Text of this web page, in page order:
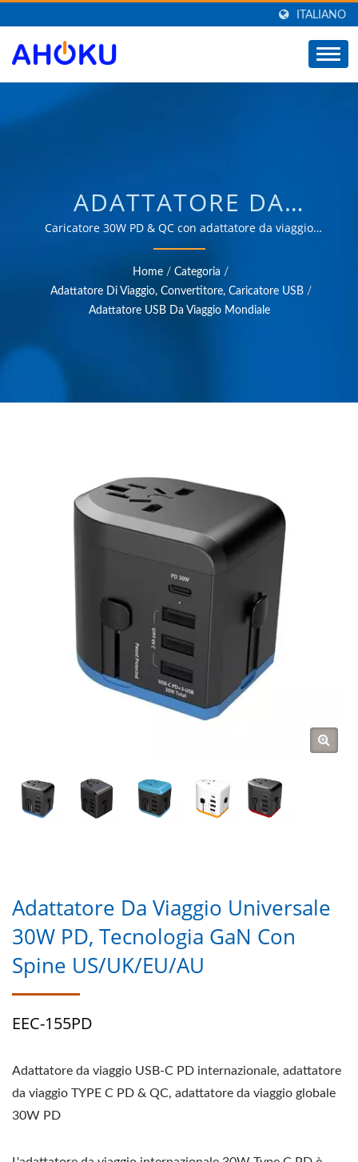
ITALIANO
ADATTATORE DA
VIAGGIO USB-C PD
INTERNAZIONALE,
ADATTATORE DA
QC, ADATTATORE DA
VIAGGIO GLOBALE 30W
VIAGGIO UNIVERSALI,
CONVERTITORI,
CARICABATTERIE USB E
PROTEZIONI DA
SOVRATENSIONI |
AHOKU ELECTRONIC
COMPANY
Caricatore 30W PD & QC con adattatore da viaggio
US/UK/EU/AU / Oltre 35 anni di esperienza affidabile in
OEM e ODM nella fornitura di prodotti che soddisfano
le esigenze delle applicazioni di gestione dell'energia in
vari settori come industriale, comunicazione,
Home / Categoria /
Adattatore Di Viaggio, Convertitore, Caricatore USB /
Adattatore USB Da Viaggio Mondiale
Adattatore Da Viaggio Universale
30W PD, Tecnologia GaN Con
Spine US/UK/EU/AU
EEC-155PD
Adattatore da viaggio USB-C PD internazionale, adattatore
da viaggio TYPE C PD & QC, adattatore da viaggio globale
30W PD